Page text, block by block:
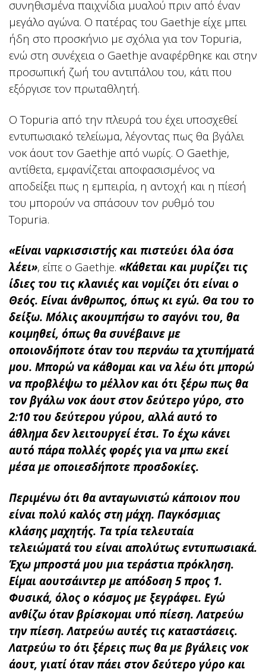
συνηθισμένα παιχνίδια μυαλού πριν από έναν
μεγάλο αγώνα. Ο πατέρας του Gaethje είχε μπει
ήδη στο προσκήνιο με σχόλια για τον Topuria,
ενώ στη συνέχεια ο Gaethje αναφέρθηκε και στην
προσωπική ζωή του αντιπάλου του, κάτι που
εξόργισε τον πρωταθλητή.
Ο Topuria από την πλευρά του έχει υποσχεθεί
εντυπωσιακό τελείωμα, λέγοντας πως θα βγάλει
νοκ άουτ τον Gaethje από νωρίς. Ο Gaethje,
αντίθετα, εμφανίζεται αποφασισμένος να
αποδείξει πως η εμπειρία, η αντοχή και η πίεσή
του μπορούν να σπάσουν τον ρυθμό του
Topuria.
«Είναι ναρκισσιστής και πιστεύει όλα όσα
λέει», είπε ο Gaethje. «Κάθεται και μυρίζει τις
ίδιες του τις κλανιές και νομίζει ότι είναι ο
Θεός. Είναι άνθρωπος, όπως κι εγώ. Θα του το
δείξω. Μόλις ακουμπήσω το σαγόνι του, θα
κοιμηθεί, όπως θα συνέβαινε με
οποιονδήποτε όταν του περνάω τα χτυπήματά
μου. Μπορώ να κάθομαι και να λέω ότι μπορώ
να προβλέψω το μέλλον και ότι ξέρω πως θα
τον βγάλω νοκ άουτ στον δεύτερο γύρο, στο
2:10 του δεύτερου γύρου, αλλά αυτό το
άθλημα δεν λειτουργεί έτσι. Το έχω κάνει
αυτό πάρα πολλές φορές για να μπω εκεί
μέσα με οποιεσδήποτε προσδοκίες.
Περιμένω ότι θα ανταγωνιστώ κάποιον που
είναι πολύ καλός στη μάχη. Παγκόσμιας
κλάσης μαχητής. Τα τρία τελευταία
τελειώματά του είναι απολύτως εντυπωσιακά.
Έχω μπροστά μου μια τεράστια πρόκληση.
Είμαι αουτσάιντερ με απόδοση 5 προς 1.
Φυσικά, όλος ο κόσμος με ξεγράφει. Εγώ
ανθίζω όταν βρίσκομαι υπό πίεση. Λατρεύω
την πίεση. Λατρεύω αυτές τις καταστάσεις.
Λατρεύω το ότι ξέρεις πως θα με βγάλεις νοκ
άουτ, γιατί όταν πάει στον δεύτερο γύρο και